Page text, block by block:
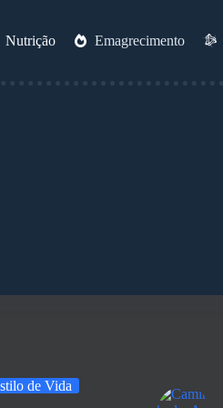
Nutrição Emagrecimento
de Vida